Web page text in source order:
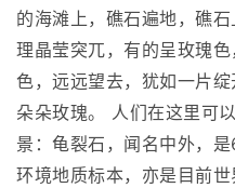
的海滩上，礁石遍地，礁
理晶莹突兀，有的呈玫瑰
色，远远望去，犹如一片
朵朵玫瑰。 人们在这里可
景：龟裂石，闻名中外，
环境地质标本，亦是目前